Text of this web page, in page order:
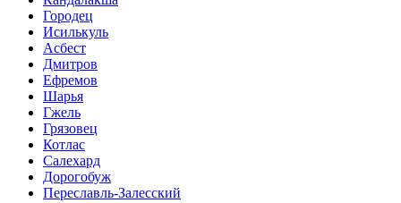
Городец
Исилькуль
Асбест
Дмитров
Ефремов
Шарья
Гжель
Грязовец
Котлас
Салехард
Дорогобуж
Переславль-Залесский